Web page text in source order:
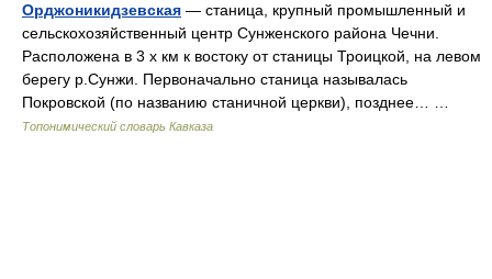
Орджоникидзевская — станица, крупный промышленный и
сельскохозяйственный центр Сунженского района Чечни.
Расположена в 3 х км к востоку от станицы Троицкой, на левом
берегу р.Сунжи. Первоначально станица называлась
Покровской (по названию станичной церкви), позднее… …
Топонимический словарь Кавказа